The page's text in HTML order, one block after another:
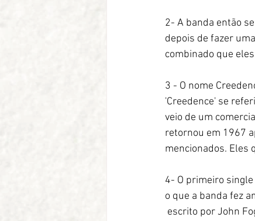
2- A banda então
depois de fazer
combinado que
3 - O nome
'Creedence' se
veio de um
retornou em 1967
mencionados. Eles
4- O primeiro
o que a banda fez